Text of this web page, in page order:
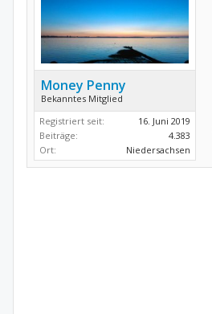
Money Penny
Bekanntes Mitglied
Registriert seit:
16. Juni 2019
Beiträge:
4.383
Ort:
Niedersachsen